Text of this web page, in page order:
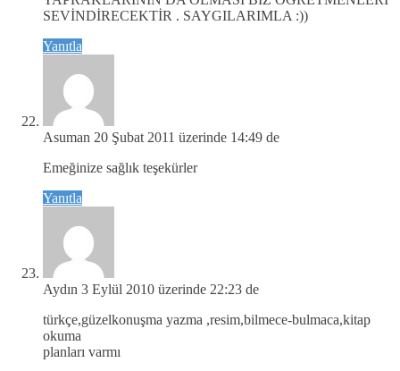
SEVİNDİRECEKTİR . SAYGILARIMLA :))
Yanıtla
Asuman 20 Şubat 2011 üzerinde 14:49 de
Emeğinize sağlık teşekürler
Yanıtla
Aydın 3 Eylül 2010 üzerinde 22:23 de
türkçe,güzelkonuşma yazma ,resim,bilmece-bulmaca,kitap
okuma
planları varmı